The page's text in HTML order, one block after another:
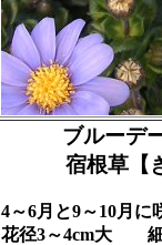
ブルーデ
宿根草【
4～6月と9～10月
花径3～4cm大 細